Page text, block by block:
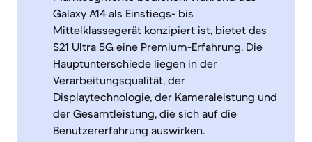
Galaxy A14 als Einstiegs- bis
Mittelklassegerät konzipiert ist, bietet das
S21 Ultra 5G eine Premium-Erfahrung. Die
Hauptunterschiede liegen in der
Verarbeitungsqualität, der
Displaytechnologie, der Kameraleistung und
der Gesamtleistung, die sich auf die
Benutzererfahrung auswirken.